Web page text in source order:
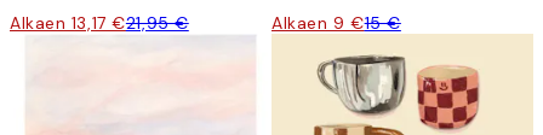
Alkaen 13,17 €21,95 € Alkaen 9 €15 €